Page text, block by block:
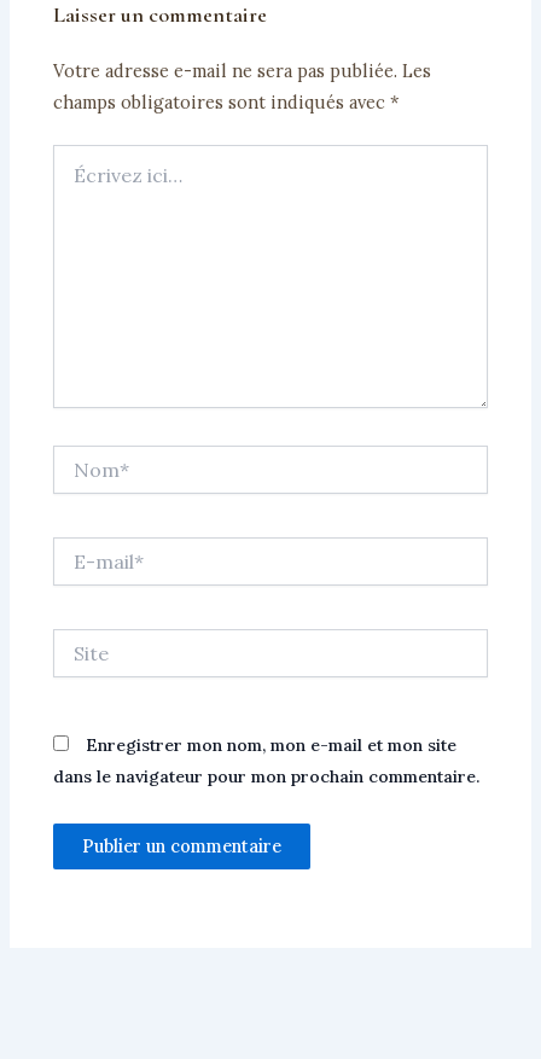
Laisser un commentaire
Votre adresse e-mail ne sera pas publiée. Les
champs obligatoires sont indiqués avec*
ici…
mail*
Enregistrer mon nom, mon e-mail et mon site
dans le navigateur pour mon prochain commentaire.